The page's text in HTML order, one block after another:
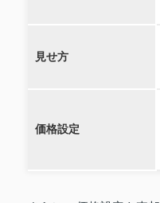
見せ方
価格設定